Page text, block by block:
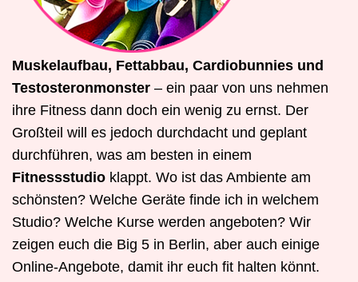
Muskelaufbau, Fettabbau, Cardiobunnies und
Testosteronmonster – ein paar von uns nehmen
ihre Fitness dann doch ein wenig zu ernst. Der
Großteil will es jedoch durchdacht und geplant
durchführen, was am besten in einem
Fitnessstudio klappt. Wo ist das Ambiente am
schönsten? Welche Geräte finde ich in welchem
Studio? Welche Kurse werden angeboten? Wir
zeigen euch die Big 5 in Berlin, aber auch einige
Online-Angebote, damit ihr euch fit halten könnt.